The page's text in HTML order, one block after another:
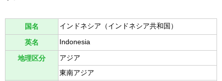
国名 インドネシア（インドネシア共和国）
英名 Indonesia
地理区分
アジア
東南アジア